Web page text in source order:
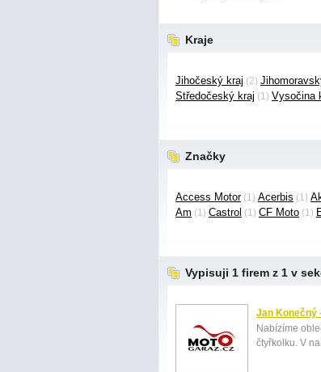
Kraje
Jihočeský kraj (2)
Středočeský kraj (1) Vysočina
Značky
Access Motor(1) Acerbis (1)
Am (1) Castrol (1) CF Moto (1)
Vypisuji 1 firem z 1 v
Jan Konečný
Nabízíme
čtyřkolku. V